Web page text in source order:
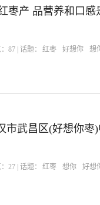
枣产 品营养和口
：87 | 话题： 红枣 好想你 想
市武昌区(好想你枣
：27 | 话题： 红枣 想你 好想